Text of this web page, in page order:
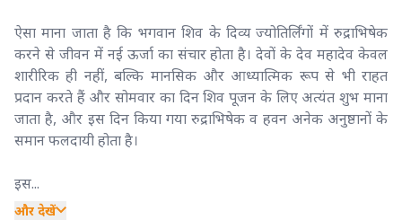
ऐसा माना जाता है कि भगवान शिव के दिव्य ज्योतिर्लिंगों में रुद्राभिषेक
करने से जीवन में नई ऊर्जा का संचार होता है। देवों के देव महादेव केवल
शारीरिक ही नहीं, बल्कि मानसिक और आध्यात्मिक रूप से भी राहत
प्रदान करते हैं और सोमवार का दिन शिव पूजन के लिए अत्यंत शुभ माना
जाता है, और इस दिन किया गया रुद्राभिषेक व हवन अनेक अनुष्ठानों के
समान फलदायी होता है।
इस...
और देखें